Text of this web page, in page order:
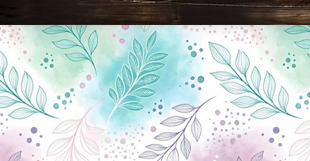
Новини Чернігова, Чернігівські новини, Чернігівський формат, новини Чернігова, події в Чернігові: політика, економіка, аналітика, культура, відеоновини, екологія, спортивний Чернігів, туризм, Чернігів